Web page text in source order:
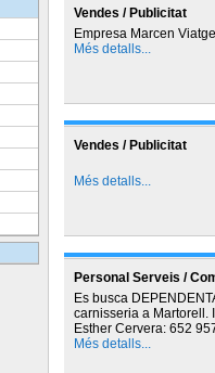
Vendes / Publicitat
Empresa Marcen
Més detalls...
Vendes / Publicitat
Més detalls...
Personal Serveis /
Es busca
carnisseria a Martorell.
Esther Cervera: 652
Més detalls...